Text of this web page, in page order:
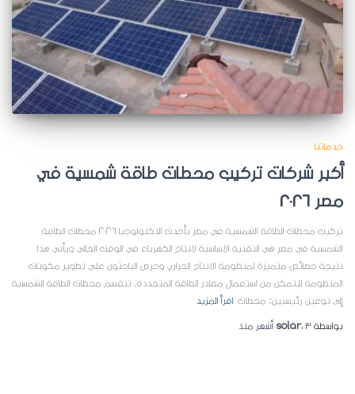
خدماتنا
أكبر شركات تركيب محطات طاقة شمسية في
مصر 2026
تركيب محطات الطاقة الشمسية في مصر بأحدث التكنولوجيا 2026 محطات الطاقة
الشمسية في مصر هي التقنية الاساسية لانتاج الكهرباء في الوقت الحالي ويأتي هذا
نتيجة خصائص متميزة لمنظومة الانتاج الحراري وحرص الباحثون علي تطوير مكونات
المنظومة للتمكن من استعمال مصادر الطاقة المتجددة. تنقسم محطات الطاقة الشمسية
إلى نوعين رئيسيين: محطات اقرأ المزيد
بواسطة
solar، 3 أشهر منذ